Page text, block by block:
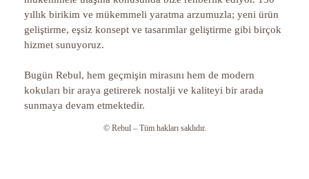
yıllık birikim ve mükemmeli yaratma arzumuzla; yeni ürün
geliştirme, eşsiz konsept ve tasarımlar geliştirme gibi birçok
hizmet sunuyoruz.
Bugün Rebul, hem geçmişin mirasını hem de modern
kokuları bir araya getirerek nostalji ve kaliteyi bir arada
sunmaya devam etmektedir.
© Rebul – Tüm hakları saklıdır.